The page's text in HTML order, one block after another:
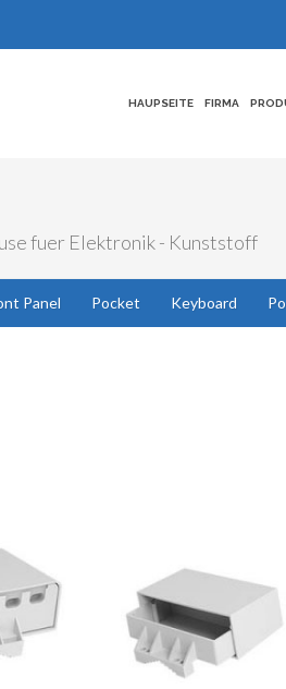
HAUPSEITE FIRMA
fuer Elektronik - Kunststoff
Panel Pocket Keyboard